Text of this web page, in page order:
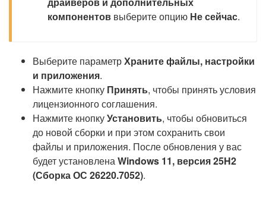
компонентов выберите опцию Не сейчас.
Выберите параметрХраните файлы, настройки
и приложения.
Нажмите кнопку Принять, чтобы принять условия
лицензионного соглашения.
Нажмите кнопкуУстановить, чтобы обновиться
до новой сборки и при этом сохранить свои
файлы и приложения. После обновления у вас
будет установленаWindows 11, версия 25H2
(Сборка ОС 26220.7052).